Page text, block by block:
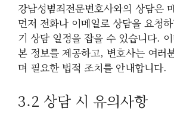
강남성범죄전문변호사와의 상담은
먼저 전화나 이메일로 상담을 요청
기 상담 일정을 잡을 수 있습니다.
본 정보를 제공하고, 변호사는 여러
며 필요한 법적 조치를 안내합니다.
3.2 상담 시 유의사항